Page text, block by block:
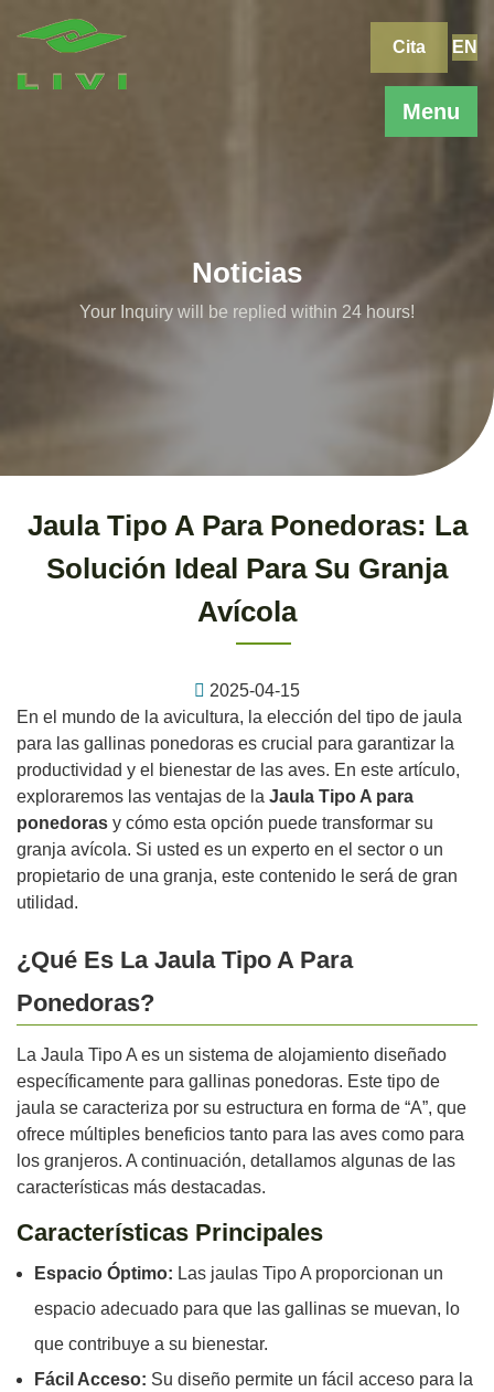
Menu
Cita EN
Noticias
Your Inquiry will be replied within 24 hours!
Jaula Tipo A Para Ponedoras: La
Solución Ideal Para Su Granja
Avícola
2025-04-15
En el mundo de la avicultura, la elección del tipo de jaula
para las gallinas ponedoras es crucial para garantizar la
productividad y el bienestar de las aves. En este artículo,
exploraremos las ventajas de la Jaula Tipo A para
ponedoras y cómo esta opción puede transformar su
granja avícola. Si usted es un experto en el sector o un
propietario de una granja, este contenido le será de gran
utilidad.
¿Qué Es La Jaula Tipo A Para
Ponedoras?
La Jaula Tipo A es un sistema de alojamiento diseñado
específicamente para gallinas ponedoras. Este tipo de
jaula se caracteriza por su estructura en forma de “A”, que
ofrece múltiples beneficios tanto para las aves como para
los granjeros. A continuación, detallamos algunas de las
características más destacadas.
Características Principales
Espacio Óptimo: Las jaulas Tipo A proporcionan un
espacio adecuado para que las gallinas se muevan, lo
que contribuye a su bienestar.
Fácil Acceso: Su diseño permite un fácil acceso para la